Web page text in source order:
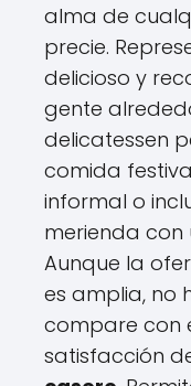
alma de
precie.
delicioso y
gente
delicatessen
comida
informal o
merienda con
Aunque la
es amplia, no
compare con
satisfacción